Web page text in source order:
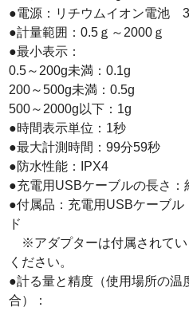
●電源：リチウムイオン電池
●計量範囲：0.5ｇ～2000ｇ
●最小表示：
0.5～200g未満：0.1g
200～500g未満：0.5g
500～2000g以下：1g
●時間表示単位：1秒
●最大計測時間：99分59秒
●防水性能：IPX4
●充電用USBケーブルの長さ：
●付属品：充電用USBケーブル
ド
※アダプターは付属されてい
ください。
●計る量と精度（使用場所の
合）：